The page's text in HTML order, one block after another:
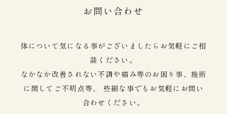
お問い合わせ
体について気になる事がございましたらお気軽にご相
談ください。
なかなか改善されない不調や痛み等のお困り事、施術
に関してご不明点等、
些細な事でもお気軽にお問い
合わせください。